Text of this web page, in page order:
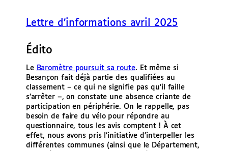
Lettre d’informations avril 2025
Édito
Le Baromètre poursuit sa route. Et même si
Besançon fait déjà partie des qualifiées au
classement – ce qui ne signifie pas qu’il faille
s’arrêter –, on constate une absence criante de
participation en périphérie. On le rappelle, pas
besoin de faire du vélo pour répondre au
questionnaire, tous les avis comptent ! À cet
effet, nous avons pris l’initiative d’interpeller les
différentes communes (ainsi que le Département,